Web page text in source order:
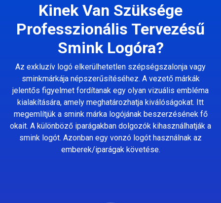
Kinek Van Szüksége
Professzionális Tervezésű
Smink Logóra?
Az exkluzív logó elkerülhetetlen szépségszalonja vagy
sminkmárkája népszerűsítéséhez. A vezető márkák
jelentős figyelmet fordítanak egy olyan vizuális embléma
kialakítására, amely meghatározhatja kiválóságokat. Itt
megemlítjük a smink márka logójának beszerzésének fő
okait. A különböző iparágakban dolgozók kihasználhatják a
smink logót. Azonban egy vonzó logót használnak az
emberek/iparágak követése.